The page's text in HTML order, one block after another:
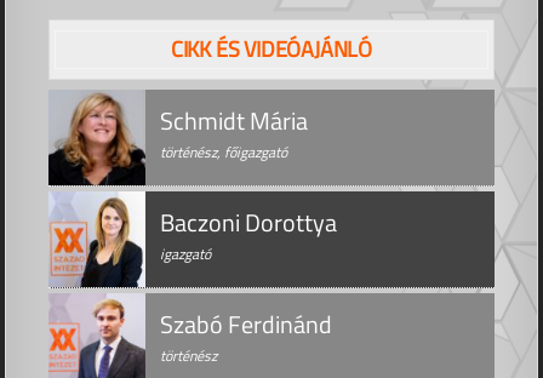
CIKK ÉS VIDEÓAJÁNLÓ
Schmidt Mária
történész, főigazgató
Baczoni Dorottya
igazgató
Szabó Ferdinánd
történész